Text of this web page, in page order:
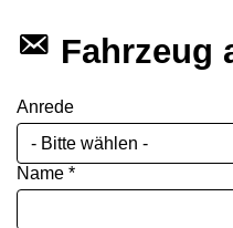
Fahrzeug
Anrede
- Bitte wählen -
Name *